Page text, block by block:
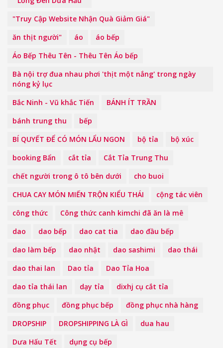
"Truy Cập Website Nhận Quà Giảm Giá"
ăn thịt người"
áo
áo bếp
Áo Bếp Thêu Tên - Thêu Tên Áo bếp
Bà nội trợ đua nhau phơi 'thịt một nắng' trong ngày
nóng kỷ lục
Bắc Ninh - Vũ khắc Tiến
BÁNH ÍT TRẦN
bánh trung thu
bếp
BÍ QUYẾT ĐỂ CÓ MÓN LẨU NGON
bộ tỉa
bộ xúc
booking Bẩn
cắt tỉa
Cắt Tỉa Trung Thu
chết người trong ô tô bên dưới
cho buoi
CHUA CAY MÓN MIẾN TRỘN KIỂU THÁI
cộng tác viên
công thức
Công thức canh kimchi đã ăn là mê
dao
dao bếp dao cat tia
dao đầu bếp
dao làm bếp
dao nhật dao sashimi
dao thái
dao thai lan
Dao tỉa
Dao Tỉa Hoa
dao tỉa thái lan
dạy tỉa
dixhj cụ cắt tỉa
đồng phục
đồng phục bếp
đồng phục nhà hàng
DROPSHIP
DROPSHIPPING LÀ GÌ
dua hau
Dưa Hấu Tết
dụng cụ bếp